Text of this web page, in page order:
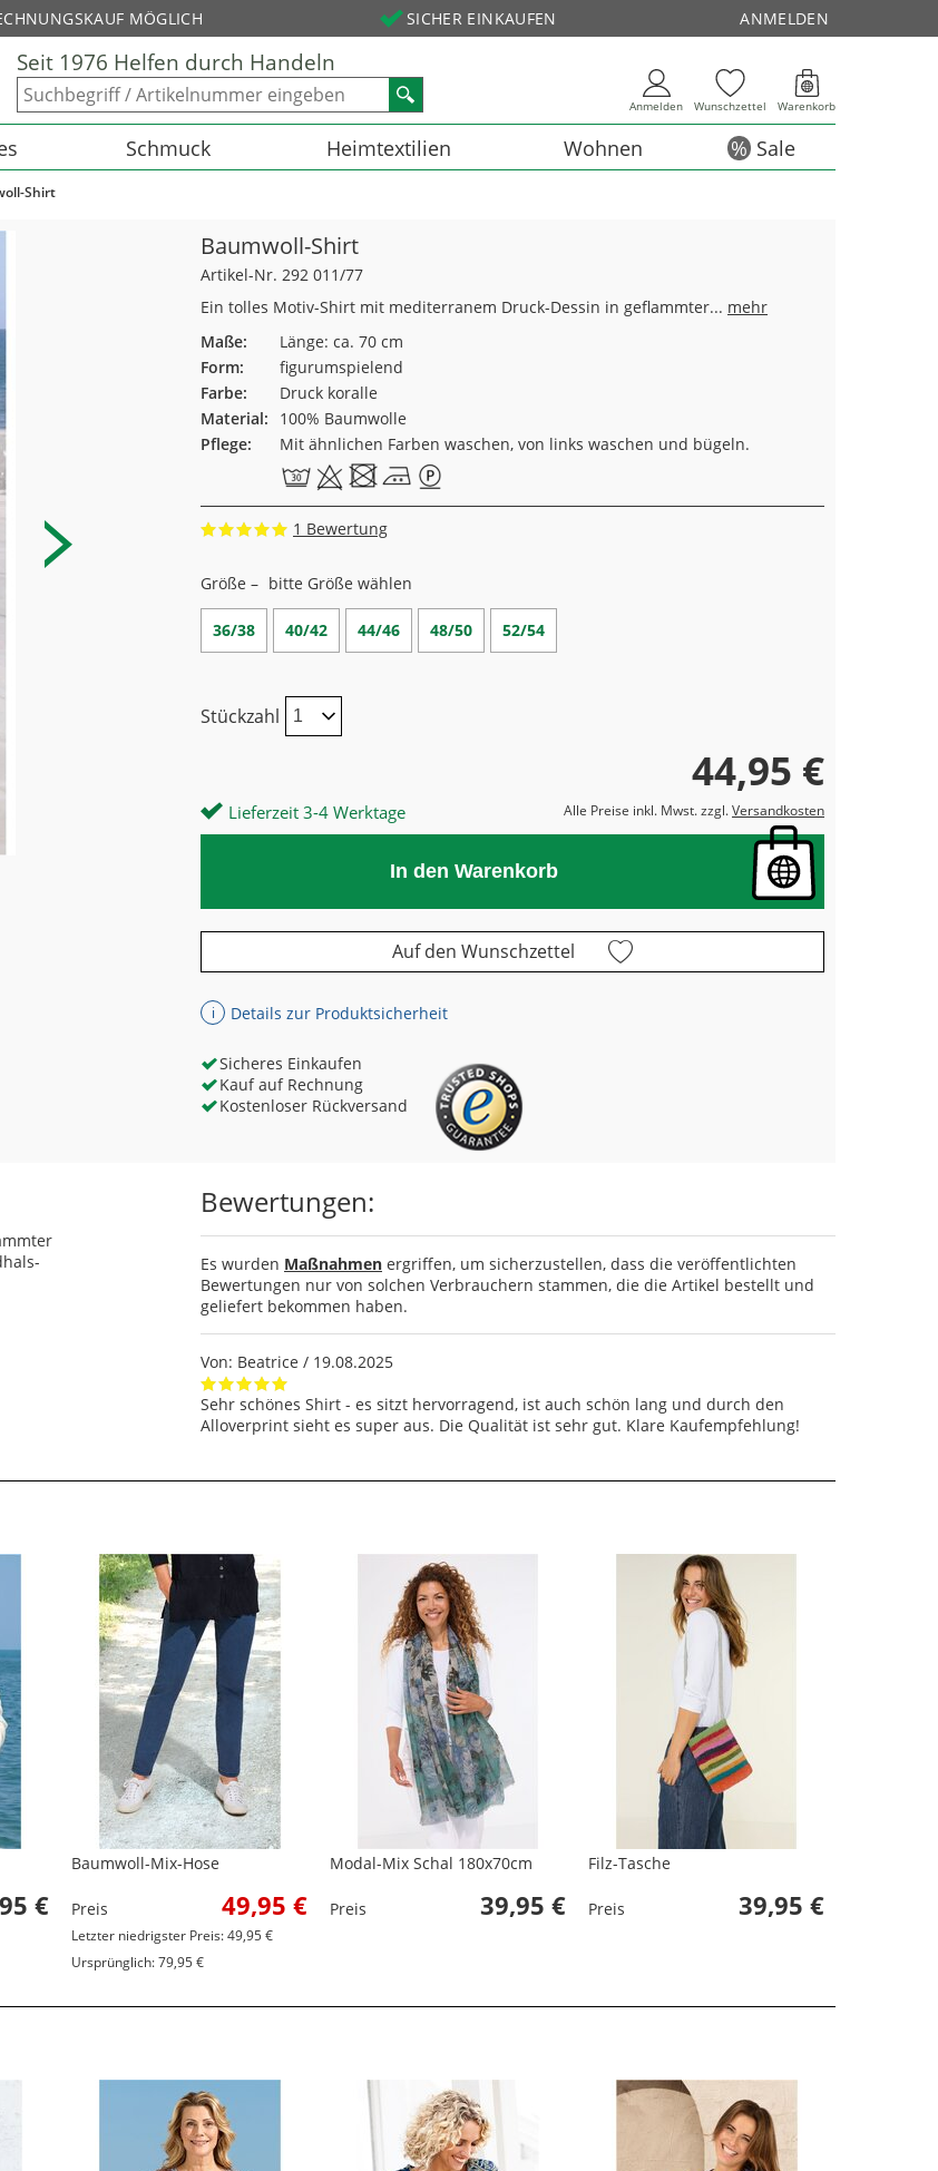
MÖGLICH SICHER EINKAUFEN ANMELDEN
Seit 1976 Helfen durch Handeln
Anmelden Wunschzettel Warenkorb
Schmuck Heimtextilien Wohnen Sale
Shirt
Baumwoll-Shirt
Artikel-Nr. 292 011/77
1
Ein tolles Motiv-Shirt mit mediterranem Druck-Dessin in geflammter... mehr
Größe – bitte Größe wählen
36/38 40/42 44/46 48/50 52/54
Stückzahl
44,95 €
Alle Preise inkl. Mwst. zzgl.Versandkosten
Lieferzeit 3-4 Werktage
In den Warenkorb
Auf den Wunschzettel
ℹ Details zur Produktsicherheit
Sicheres Einkaufen
Kauf auf Rechnung
Kostenloser Rückversand
Maße:
Länge: ca. 70 cm
Form:
figurumspielend
Farbe:
Druck koralle
Material:
100% Baumwolle
Pflege:
Mit ähnlichen Farben waschen, von links waschen und bügeln.
Bewertungen:
Es wurden Maßnahmen ergriffen, um sicherzustellen, dass die veröffentlichten
Bewertungen nur von solchen Verbrauchern stammen, die die Artikel bestellt und
geliefert bekommen haben.
Von: Beatrice / 19.08.2025
Sehr schönes Shirt - es sitzt hervorragend, ist auch schön lang und durch den
Alloverprint sieht es super aus. Die Qualität ist sehr gut. Klare Kaufempfehlung!
€
Baumwoll-Mix-Hose
Preis 49,95 €
Letzter niedrigster Preis: 49,95 €
Ursprünglich: 79,95 €
Modal-Mix Schal 180x70cm
Preis 39,95 €
Filz-Tasche
Preis 39,95 €